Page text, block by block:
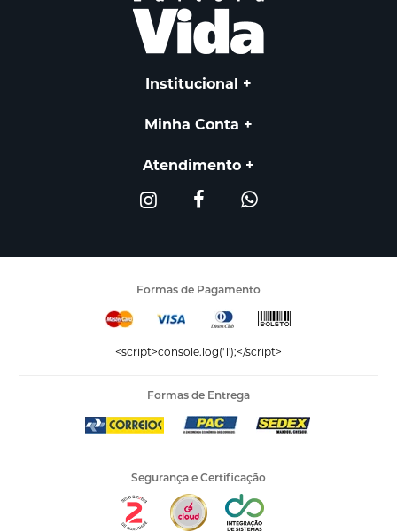
Institucional
Minha Conta
Atendimento
Formas de Pagamento
<script>console.log('1');</script>
Formas de Entrega
Segurança e Certificação